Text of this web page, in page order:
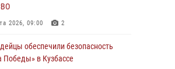
2026, 09:00 2
обеспечили безопасность
Победы» в Кузбассе